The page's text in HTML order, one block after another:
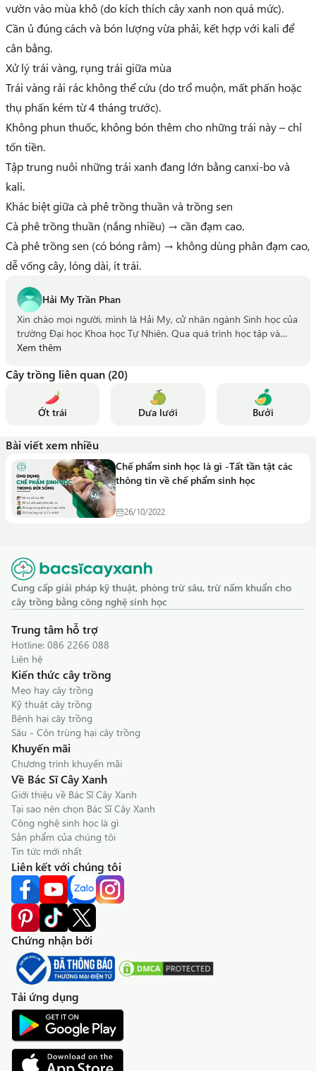
vườn vào mùa khô (do kích thích cây xanh non quá mức).
Cần ủ đúng cách và bón lượng vừa phải, kết hợp với kali để
cân bằng.
Xử lý trái vàng, rụng trái giữa mùa
Trái vàng rải rác không thể cứu (do trổ muộn, mất phấn hoặc
thụ phấn kém từ 4 tháng trước).
Không phun thuốc, không bón thêm cho những trái này – chỉ
tốn tiền.
Tập trung nuôi những trái xanh đang lớn bằng canxi-bo và
kali.
Khác biệt giữa cà phê trồng thuần và trồng sen
Cà phê trồng thuần (nắng nhiều) → cần đạm cao.
Cà phê trồng sen (có bóng râm) → không dùng phân đạm cao,
dễ vống cây, lóng dài, ít trái.
Hải My Trần Phan
Xin chào mọi người, mình là Hải My, cử nhân ngành Sinh học của
trường Đại học Khoa học Tự Nhiên. Qua quá trình học tập và
nghiên cứu, mình đã nhận thấy được tầm quan trọng của Sinh
toàn, thân thiện với con người và môi trường. Hi vọng những
chia sẻ về kiến thức nông nghiệp cũng như về những ứng dụng
công nghệ sinh học trong canh tác nông nghiệp hiện đại sẽ giúp
bà con luôn đạt năng suất cao, thu nhập ổn định và trên hết là
nhà.
Xem thêm
Cây trồng liên quan (20)
Ớt trái Dưa lưới Bưởi
Bài viết xem nhiều
Chế phẩm sinh học là gì -Tất tần tật các
thông tin về chế phẩm sinh học
26/10/2022
Cung cấp giải pháp kỹ thuật, phòng trừ sâu, trừ nấm khuẩn cho
cây trồng bằng công nghệ sinh học
Trung tâm hỗ trợ
Hotline: 086 2266 088
Liên hệ
Kiến thức cây trồng
Mẹo hay cây trồng
Kỹ thuật cây trồng
Bệnh hại cây trồng
Sâu - Côn trùng hại cây trồng
Khuyến mãi
Chương trình khuyến mãi
Về Bác Sĩ Cây Xanh
Giới thiệu về Bác Sĩ Cây Xanh
Tại sao nên chọn Bác Sĩ Cây Xanh
Công nghệ sinh học là gì
Sản phẩm của chúng tôi
Tin tức mới nhất
Liên kết với chúng tôi
Chứng nhận bởi
Tải ứng dụng